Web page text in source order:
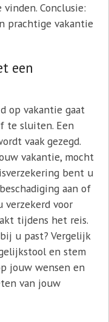
Conclusie:
prachtige vakantie
een
op vakantie gaat
te sluiten. Een
vaak gezegd.
vakantie, mocht
bent u
aan of
verzekerd voor
tijdens het reis.
u past? Vergelijk
en stem
jouw wensen en
van jouw